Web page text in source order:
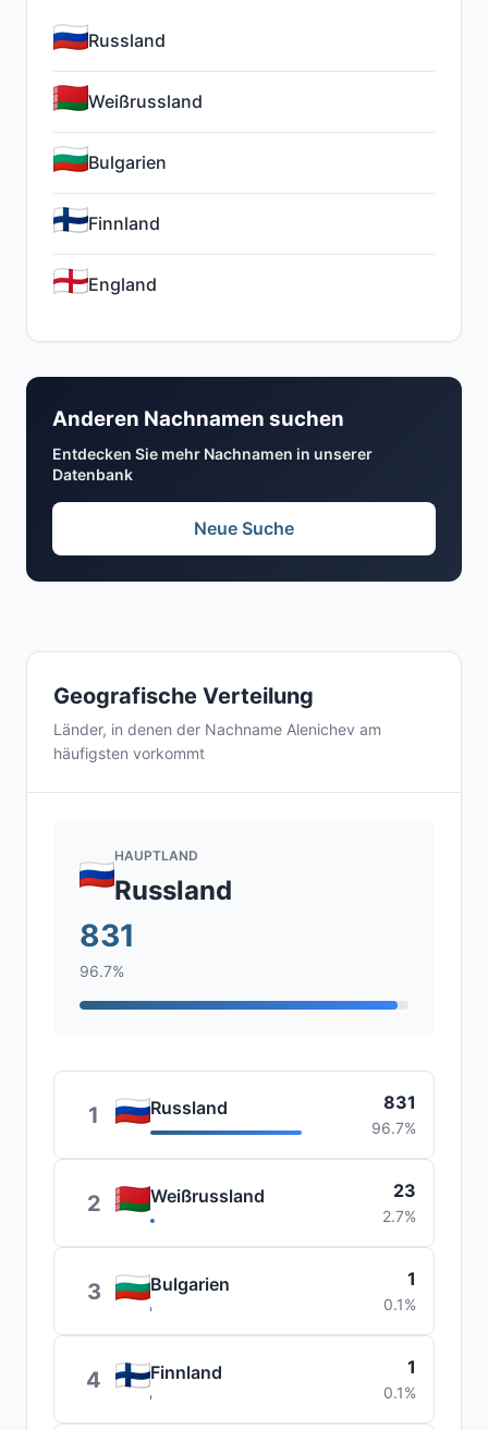
Geografische Verteilung
Länder, in denen der Nachname Alenichev am
häufigsten vorkommt
HAUPTLAND
Russland
831
96.7%
1 Russland 831
96.7%
2 Weißrussland 23
2.7%
3 Bulgarien 1
0.1%
4 Finnland 1
0.1%
Russland
Weißrussland
Bulgarien
Finnland
England
Anderen Nachnamen suchen
Entdecken Sie mehr Nachnamen in unserer
Datenbank
Neue Suche